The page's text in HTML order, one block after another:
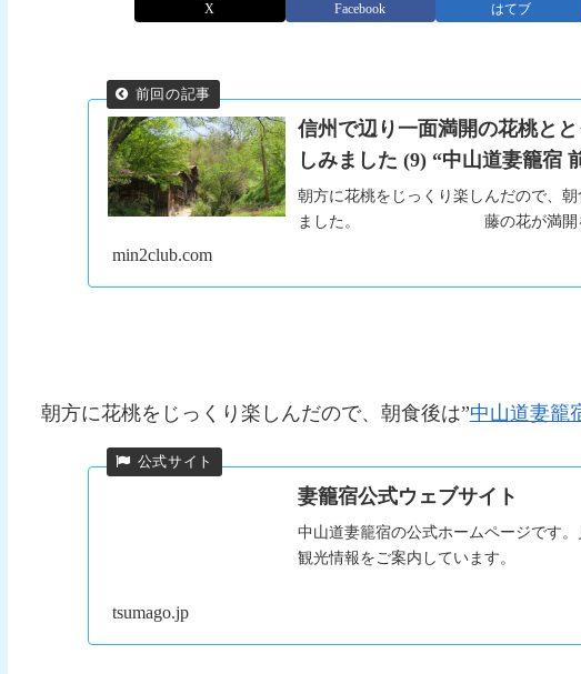
X Facebook はてブ
信州で辺り一面満開の花桃と
しみました (9) “中山道妻籠宿
朝方に花桃をじっくり楽しんだので、
ました。 藤の花が満開を迎
min2club.com
朝方に花桃をじっくり楽しんだので、朝食後は”中山道妻籠
妻籠宿公式ウェブサイト
中山道妻籠宿の公式ホームページです
観光情報をご案内しています。
tsumago.jp